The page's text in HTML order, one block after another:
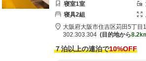
寝室1室
寝具2組
大阪府大阪市住吉区苅田5丁目
302.303.304
目的地から
７泊以上の連泊で10%OFF